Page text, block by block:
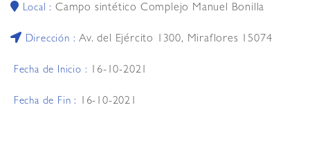
Local :Campo sintético Complejo Manuel Bonilla
Dirección :Av. del Ejército 1300, Miraflores 15074
Fecha de Inicio : 16-10-2021
Fecha de Fin : 16-10-2021